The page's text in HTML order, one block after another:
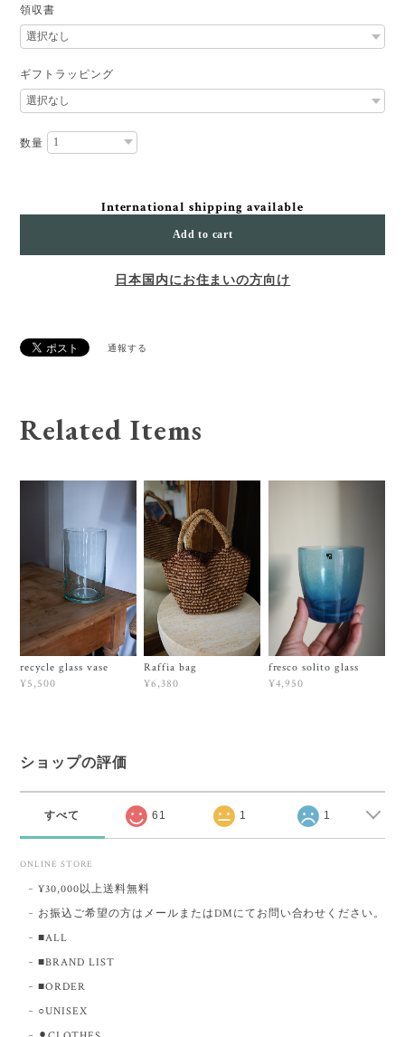
領収書
ギフトラッピング
数量
International shipping available
Add to cart
日本国内にお住まいの方向け
通報する
Related Items
recycle glass vase
¥5,500
Raffia bag
¥6,380
fresco solito glass
¥4,950
ショップの評価
すべて 61 1 1
ONLINE STORE
¥30,000以上送料無料
お振込ご希望の方はメールまたはDMにてお問い合わせください。
■ALL
■BRAND LIST
■ORDER
○UNISEX